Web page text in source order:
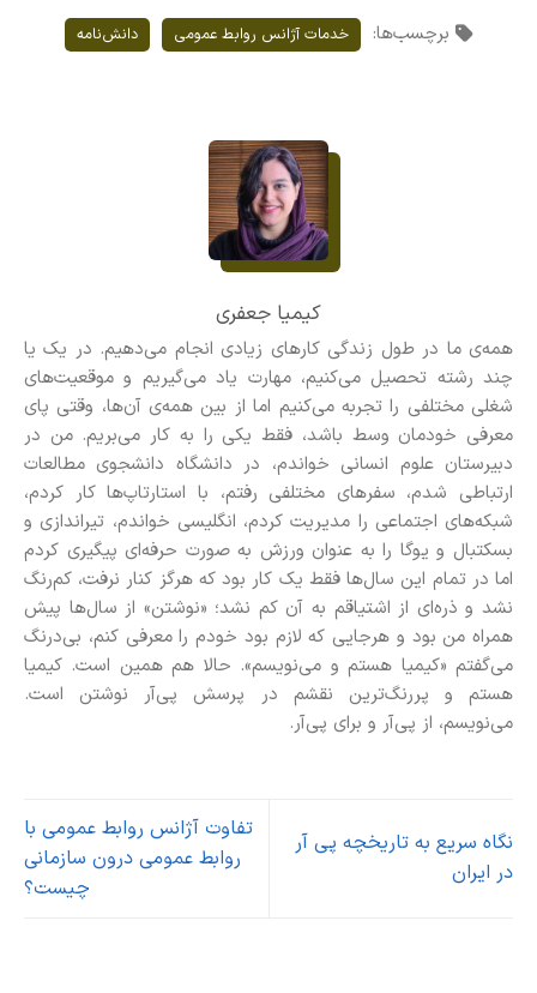
برچسب‌ها: خدمات آژانس روابط عمومی دانش‌نامه
کیمیا جعفری
همه‌ی ما در طول زندگی کارهای زیادی انجام می‌دهیم. در یک یا
چند رشته تحصیل می‌کنیم، مهارت یاد می‌گیریم و موقعیت‌های
شغلی مختلفی را تجربه می‌کنیم اما از بین همه‌ی آن‌ها، وقتی پای
معرفی خودمان وسط باشد، فقط یکی را به کار می‌بریم. من در
دبیرستان علوم انسانی خواندم، در دانشگاه دانشجوی مطالعات
ارتباطی شدم، سفرهای مختلفی رفتم، با استارتاپ‌ها کار کردم،
شبکه‌های اجتماعی را مدیریت کردم، انگلیسی خواندم، تیراندازی و
بسکتبال و یوگا را به عنوان ورزش به صورت حرفه‌ای پیگیری کردم
اما در تمام این سال‌ها فقط یک کار بود که هرگز کنار نرفت، کم‌رنگ
نشد و ذره‌ای از اشتیاقم به آن کم نشد؛ «نوشتن» از سال‌ها پیش
همراه من بود و هرجایی که لازم بود خودم را معرفی کنم، بی‌درنگ
می‌گفتم «کیمیا هستم و می‌نویسم». حالا هم همین است. کیمیا
هستم و پررنگ‌ترین نقشم در پرسش پی‌آر نوشتن است.
می‌نویسم، از پی‌آر و برای پی‌آر.
نگاه سریع به تاریخچه پی آر
در ایران
تفاوت آژانس روابط عمومی با
روابط عمومی درون سازمانی
چیست؟